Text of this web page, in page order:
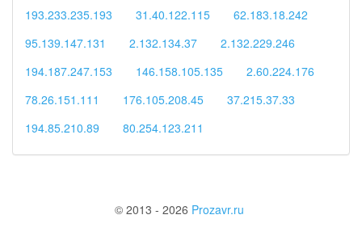
193.233.235.193
31.40.122.115
62.183.18.242
95.139.147.131
2.132.134.37
2.132.229.246
194.187.247.153
146.158.105.135
2.60.224.176
78.26.151.111
176.105.208.45
37.215.37.33
194.85.210.89
80.254.123.211
© 2013 - 2026 Prozavr.ru